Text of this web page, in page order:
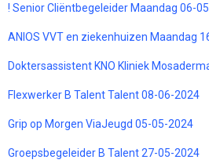
! Senior Cliëntbegeleider Maandag 06-
ANIOS VVT en ziekenhuizen Maandag
Doktersassistent KNO Kliniek
Flexwerker B Talent Talent 08-06-2024
Grip op Morgen ViaJeugd 05-05-2024
Groepsbegeleider B Talent 27-05-2024